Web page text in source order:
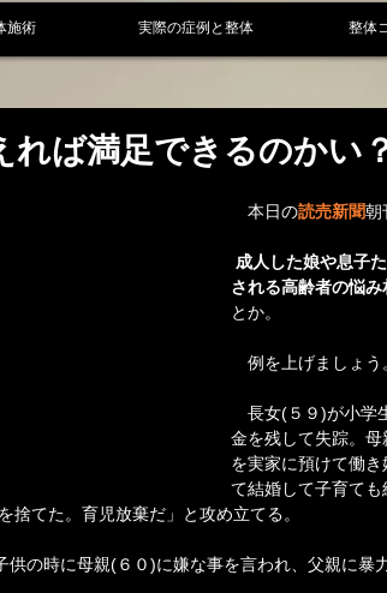
施術 実際の症例と整体 整体
れば満足できるのかい
本日の読売新聞朝
成人した娘や息子
される高齢者の悩
とか。
例を上げましょう
長女(５９)が小学
金を残して失踪。
を実家に預けて働
て結婚して子育ても
捨てた。育児放棄だ」と攻め立てる。
の時に母親(６０)に嫌な事を言われ、父親に暴